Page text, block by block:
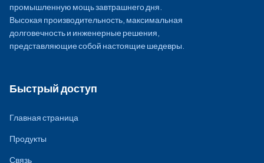
промышленную мощь завтрашнего дня.
Высокая производительность, максимальная
долговечность и инженерные решения,
представляющие собой настоящие шедевры.
Быстрый доступ
Главная страница
Продукты
Связь